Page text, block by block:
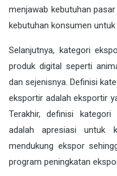
menjawab kebutuhan
kebutuhan konsumen
Selanjutnya, kategori
produk digital seperti
dan sejenisnya. Definisi
eksportir adalah eksportir
Terakhir, definisi
adalah apresiasi untuk
mendukung ekspor
program peningkatan